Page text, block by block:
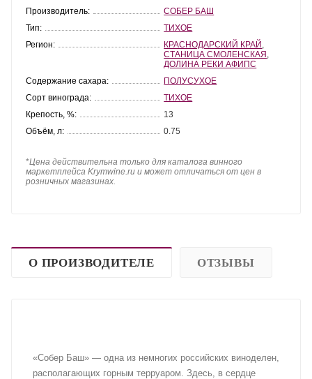
Производитель:
СОБЕР БАШ
Тип:
ТИХОЕ
Регион:
КРАСНОДАРСКИЙ КРАЙ
СТАНИЦА СМОЛЕНСКАЯ
ДОЛИНА РЕКИ АФИПС
Содержание сахара:
ПОЛУСУХОЕ
Сорт винограда:
ТИХОЕ
Крепость, %:
13
Объём, л:
0.75
*Цена действительна только для каталога винного
маркетплейса Krymwine.ru и может отличаться от цен в
розничных магазинах.
О ПРОИЗВОДИТЕЛЕ ОТЗЫВЫ
«Собер Баш» — одна из немногих российских виноделен,
располагающих горным терруаром. Здесь, в сердце